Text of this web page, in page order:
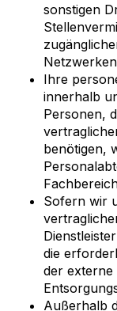
sonstigen
Ihre
innerhalb
Personen,
benötigen,
Sofern wir
die
der externe
Außerhalb